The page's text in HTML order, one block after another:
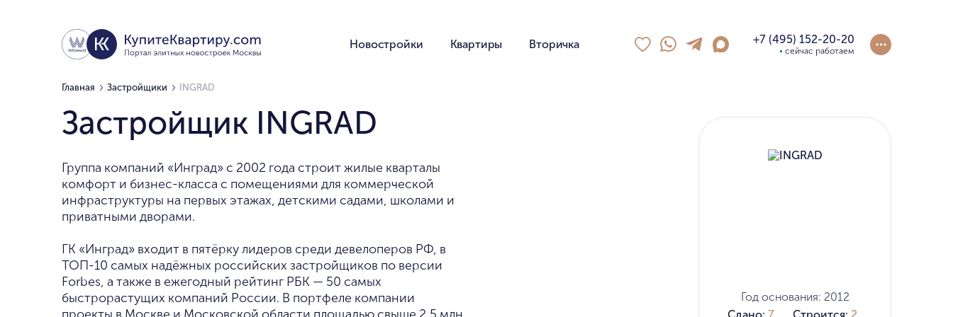
Новостройки Квартиры Вторичка +7 (495) 152-20-20
сейчас работаем
Главная Застройщики INGRAD
Застройщик INGRAD
Группа компаний «Инград» с 2002 года строит жилые кварталы
комфорт и бизнес-класса с помещениями для коммерческой
инфраструктуры на первых этажах, детскими садами, школами и
приватными дворами.
ГК «Инград» входит в пятёрку лидеров среди девелоперов РФ, в
ТОП-10 самых надёжных российских застройщиков по версии
Forbes, а также в ежегодный рейтинг РБК — 50 самых
быстрорастущих компаний России. В портфеле компании
Год основания: 2012